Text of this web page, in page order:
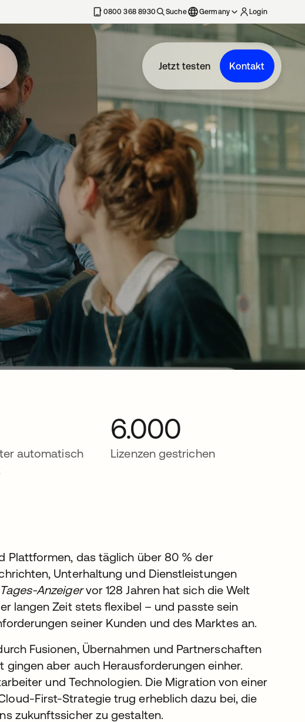
0800 368 8930 Suche Germany Login
Jetzt testen Kontakt
automatisch
6.000
Lizenzen gestrichen
Plattformen, das täglich über 80 % der
Unterhaltung und Dienstleistungen
Tages-Anzeigervor 128 Jahren hat sich die Welt
langen Zeit stets flexibel – und passte sein
seiner Kunden und des Marktes an.
Fusionen, Übernahmen und Partnerschaften
aber auch Herausforderungen einher.
und Technologien. Die Migration von einer
First-Strategie trug erheblich dazu bei, die
zukunftssicher zu gestalten.